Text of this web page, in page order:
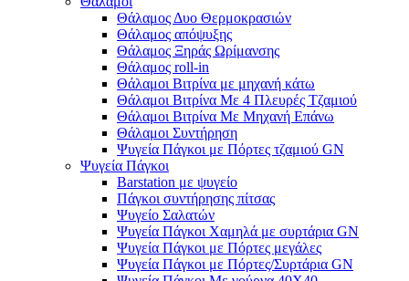
Θάλαμος Δυο Θερμοκρασιών
Θάλαμος απόψυξης
Θάλαμος Ξηράς Ωρίμανσης
Θάλαμος roll-in
Θάλαμοι Βιτρίνα με μηχανή κάτω
Θάλαμοι Βιτρίνα Με 4 Πλευρές Τζαμιού
Θάλαμοι Βιτρίνα Με Μηχανή Επάνω
Θάλαμοι Συντήρηση
Ψυγεία Πάγκοι με Πόρτες τζαμιού GN
Ψυγεία Πάγκοι
Barstation με ψυγείο
Πάγκοι συντήρησης πίτσας
Ψυγείο Σαλατών
Ψυγεία Πάγκοι Χαμηλά με συρτάρια GN
Ψυγεία Πάγκοι με Πόρτες μεγάλες
Ψυγεία Πάγκοι με Πόρτες/Συρτάρια GN